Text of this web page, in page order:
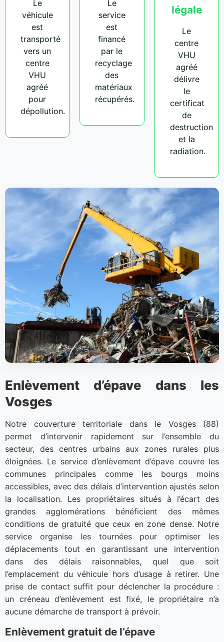
Le
véhicule
est
transporté
vers un
centre
VHU
agréé
pour
dépollution.
Le
service
est
financé
par le
recyclage
des
matériaux
récupérés.
légale
Le
centre
VHU
agréé
délivre
le
certificat
de
destruction
et la
radiation.
Enlèvement d’épave dans les
Vosges
Notre couverture territoriale dans le Vosges (88)
permet d’intervenir rapidement sur l’ensemble du
secteur, des centres urbains aux zones rurales plus
éloignées. Le service d’enlèvement d’épave couvre les
communes principales comme les bourgs moins
accessibles, avec des délais d’intervention ajustés selon
la localisation. Les propriétaires situés à l’écart des
grandes agglomérations bénéficient des mêmes
conditions de gratuité que ceux en zone dense. Notre
service organise les tournées pour optimiser les
déplacements tout en garantissant une intervention
dans des délais raisonnables, quel que soit
l’emplacement du véhicule hors d’usage à retirer. Une
prise de contact suffit pour déclencher la procédure :
un créneau d’enlèvement est fixé, le propriétaire n’a
aucune démarche de transport à prévoir.
Enlèvement gratuit de l’épave